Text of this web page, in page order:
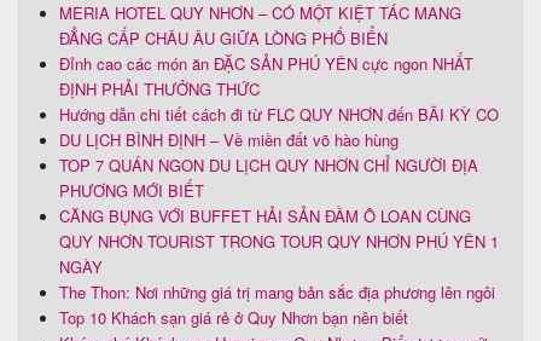
MERIA HOTEL QUY NHƠN – CÓ MỘT KIỆT TÁC MANG
ĐẲNG CẤP CHÂU ÂU GIỮA LÒNG PHỐ BIỂN
Đỉnh cao các món ăn ĐẶC SẢN PHÚ YÊN cực ngon NHẤT
ĐỊNH PHẢI THƯỞNG THỨC
Hướng dẫn chi tiết cách đi từ FLC QUY NHƠN đến BÃI KỲ CO
DU LỊCH BÌNH ĐỊNH – Về miền đất võ hào hùng
TOP 7 QUÁN NGON DU LỊCH QUY NHƠN CHỈ NGƯỜI ĐỊA
PHƯƠNG MỚI BIẾT
CĂNG BỤNG VỚI BUFFET HẢI SẢN ĐẦM Ô LOAN CÙNG
QUY NHƠN TOURIST TRONG TOUR QUY NHƠN PHÚ YÊN 1
NGÀY
The Thon: Nơi những giá trị mang bản sắc địa phương lên ngôi
Top 10 Khách sạn giá rẻ ở Quy Nhơn bạn nên biết